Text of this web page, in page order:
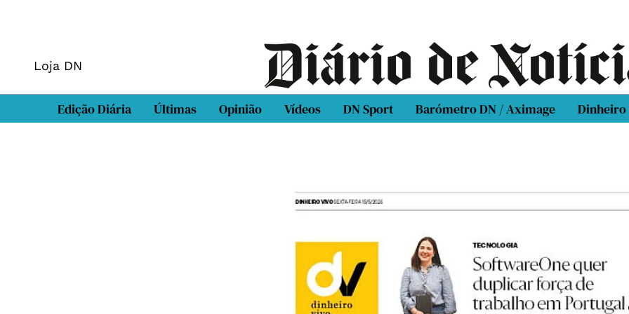
Loja DN
Edição Diária Últimas Opinião Vídeos DN Sport Barómetro DN / Aximage Dinheiro